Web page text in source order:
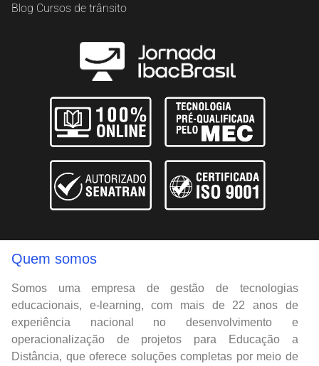
Blog Cursos de trânsito
Quem somos
Somos uma empresa de gestão de tecnologias
educacionais, e-learning, com mais de 22 anos de
experiência nacional no desenvolvimento e
operacionalização de projetos para Educação a
Distância, que oferece soluções completas por meio de